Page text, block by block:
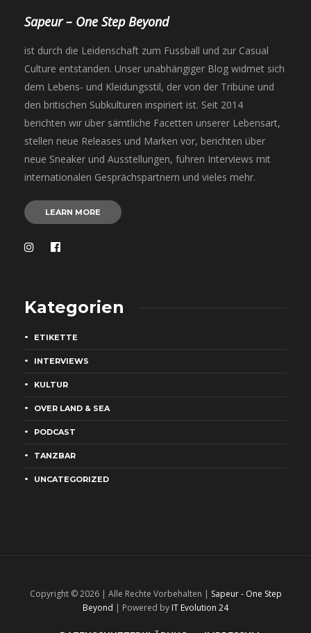
Sapeur – One Step Beyond
ist durch die Leidenschaft zum Fussball und zur Casual
Culture entstanden. Unser unabhängiger Blog widmet sich
dem Lebens- und Kleidungsstil, der von der Tribüne und
den britischen Subkulturen inspiriert ist. Seit 2014
berichten wir über sämtliche Facetten unserer Lebensart,
stellen neue Releases und Marken vor, berichten über
neue Sneaker und Ausstellungen, führen Interviews mit
internationalen Gesprächspartnern und vieles mehr.
LEARN MORE
Kategorien
ETIKETTE
INTERVIEWS
KULTUR
OVER LAND & SEA
PODCAST
TANZBAR
UNCATEGORIZED
Copyright © 2026 | Alle Rechte Vorbehalten | Sapeur - One Step
Beyond | Powered by IT Evolution 24